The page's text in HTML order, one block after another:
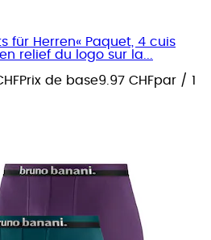
für Herren« Paquet, 4 cuis
relief du logo sur la...
Prix de base9.97 CHFpar / 1